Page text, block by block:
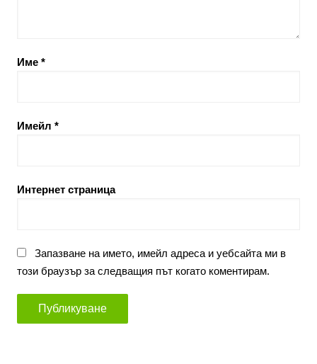
Име *
Имейл *
Интернет страница
Запазване на името, имейл адреса и уебсайта ми в
този браузър за следващия път когато коментирам.